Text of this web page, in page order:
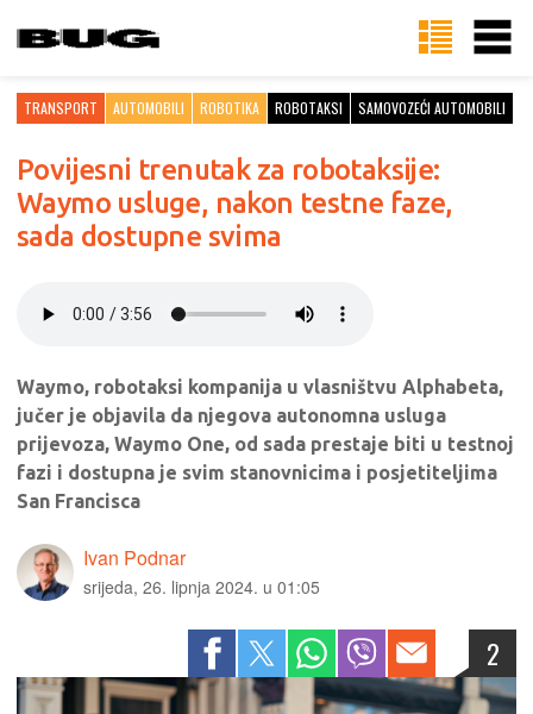
TRANSPORT AUTOMOBILI ROBOTIKA ROBOTAKSI SAMOVOZEĆI AUTOMOBILI
Povijesni trenutak za robotaksije:
Waymo usluge, nakon testne faze,
sada dostupne svima
Waymo, robotaksi kompanija u vlasništvu Alphabeta,
jučer je objavila da njegova autonomna usluga
prijevoza, Waymo One, od sada prestaje biti u testnoj
fazi i dostupna je svim stanovnicima i posjetiteljima
San Francisca
Ivan Podnar
srijeda, 26. lipnja 2024. u 01:05
2